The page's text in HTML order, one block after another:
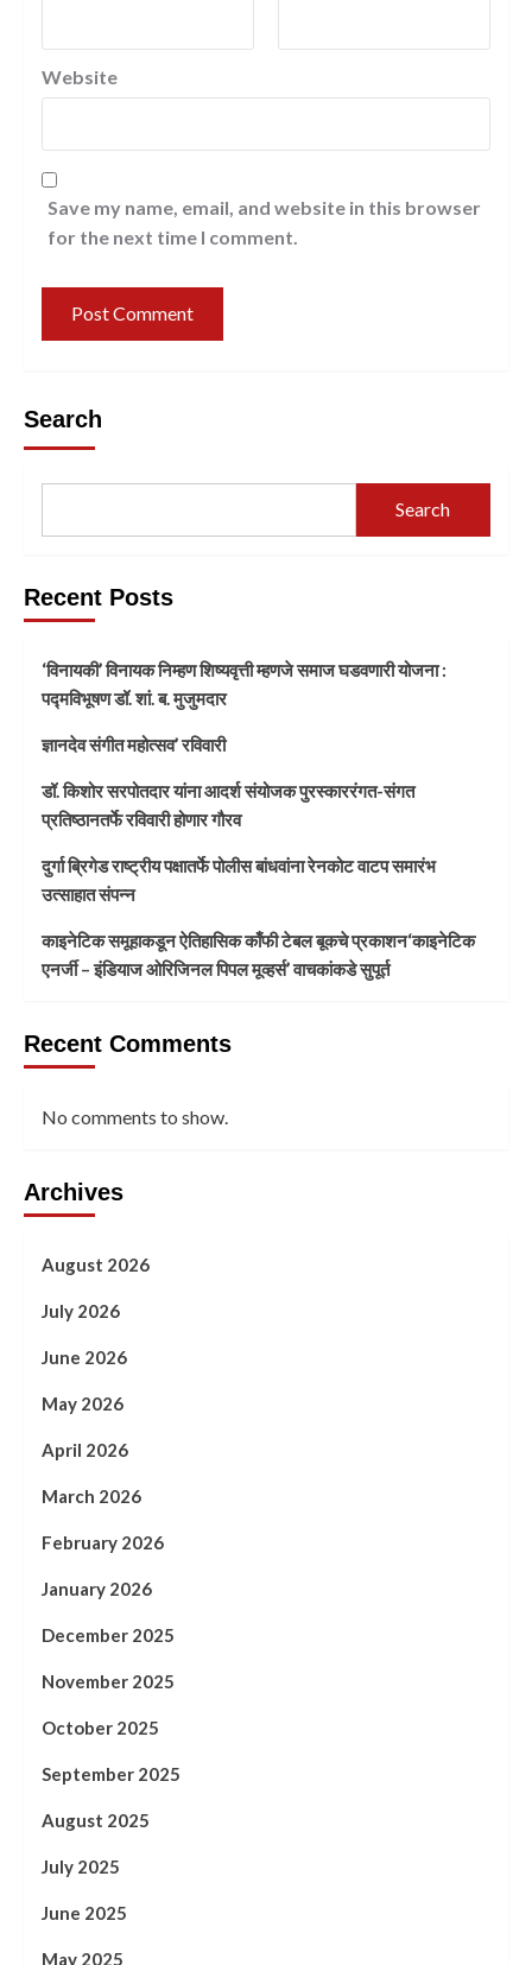
Website
Save my name, email, and website in this browser
for the next time I comment.
Search
Search
Recent Posts
‘विनायकी’ विनायक निम्हण शिष्यवृत्ती म्हणजे समाज घडवणारी योजना :
पद्मविभूषण डॉ. शां. ब. मुजुमदार
ज्ञानदेव संगीत महोत्सव’ रविवारी
डॉ. किशोर सरपोतदार यांना आदर्श संयोजक पुरस्काररंगत-संगत
प्रतिष्ठानतर्फे रविवारी होणार गौरव
दुर्गा ब्रिगेड राष्ट्रीय पक्षातर्फे पोलीस बांधवांना रेनकोट वाटप समारंभ
उत्साहात संपन्न
काइनेटिक समूहाकडून ऐतिहासिक काँफी टेबल बूकचे प्रकाशन‘काइनेटिक
एनर्जी – इंडियाज ओरिजिनल पिपल मूव्हर्स’ वाचकांकडे सुपूर्त
Recent Comments
No comments to show.
Archives
August 2026
July 2026
June 2026
May 2026
April 2026
March 2026
February 2026
January 2026
December 2025
November 2025
October 2025
September 2025
August 2025
July 2025
June 2025
May 2025